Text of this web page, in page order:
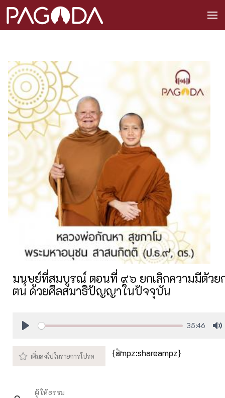
มนุษย์ที่สมบูรณ์ ตอนที่ ๙๖ ยกเลิกความมีตัวย
ตน ด้วยศีลสมาธิปัญญาในปัจจุบัน
35:46
{ampz:shareampz}
ผู้ให้ธรรม